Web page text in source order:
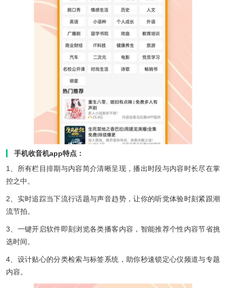
手机收音机app特点：
1、所有栏目排期与内容简介清晰呈现，播出时段与内容时长尽在掌
控之中。
2、实时追踪当下流行话题与声音趋势，让你的听觉体验时刻紧跟潮
流节拍。
3、一键开启软件即刻浏览各类播客内容，智能推荐个性内容节省挑
选时间。
4、设计贴心的分类检索与标签系统，助你秒速锁定心仪频道与专题
内容。